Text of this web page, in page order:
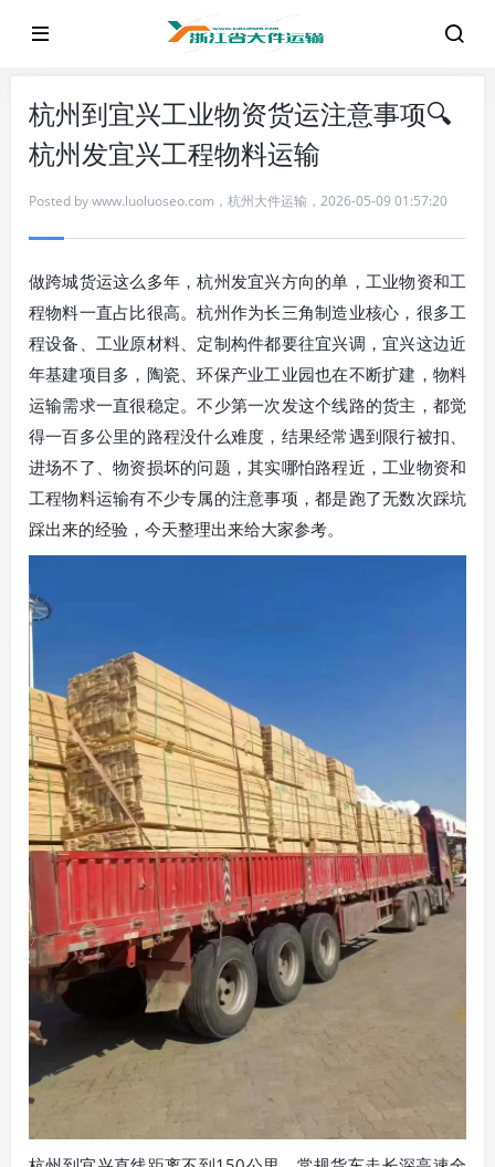
杭州到宜兴工业物资货运注意事项🔍
杭州发宜兴工程物料运输
Posted bywww.luoluoseo.com ， 杭州大件运输 ， 2026-05-09 01:57:20
做跨城货运这么多年，杭州发宜兴方向的单，工业物资和工
程物料一直占比很高。杭州作为长三角制造业核心，很多工
程设备、工业原材料、定制构件都要往宜兴调，宜兴这边近
年基建项目多，陶瓷、环保产业工业园也在不断扩建，物料
运输需求一直很稳定。不少第一次发这个线路的货主，都觉
得一百多公里的路程没什么难度，结果经常遇到限行被扣、
进场不了、物资损坏的问题，其实哪怕路程近，工业物资和
工程物料运输有不少专属的注意事项，都是跑了无数次踩坑
踩出来的经验，今天整理出来给大家参考。